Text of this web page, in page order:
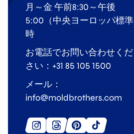
月～金 午前8:30～午後
5:00（中央ヨーロッパ標準
時
お電話でお問い合わせくだ
さい：+31 85 105 1500
メール：
info@moldbrothers.com